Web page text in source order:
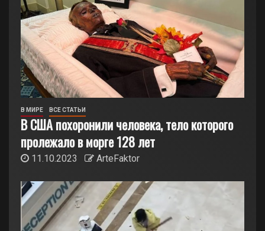
В МИРЕ ВСЕ СТАТЬИ
В США похоронили человека, тело которого
пролежало в морге 128 лет
11.10.2023 ArteFaktor